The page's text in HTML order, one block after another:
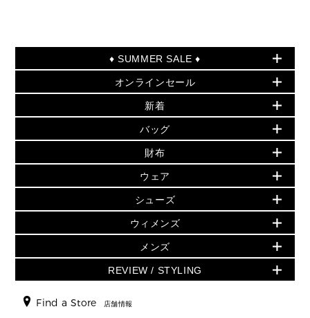
♦ SUMMER SALE ♦
セールおすすめアイテム
▶ ウィメンズ
バッグ
小物
シューズ・靴
ウェア
アクセサリー
時計
▶ メンズ
バッグ
オンラインセール
PRODUCT OF THE MONTH - 今月の特別価格
再値下げアイテム
追加アイテム
▶ ウィメンズすべて(ウェア・シューズ除く)
バッグ
財布・小物
ウェア
シューズ
時計・ジュエリー
アクセサリー
新着
夏のスタイル
▶ すべて
▶ ウィメンズすべて
財布・小物
アクセサリー
フレグランス
シューズ
▶ メンズすべて
バッグ
人気の定番アイテム
日本限定 - バッグ
▶ ウィメンズすべて
トートバッグ
ショルダーバッグ
クロスボディ・斜め掛け
トラベル
財布
日本限定 - 財布・小物
▶ ウィメンズすべて
GREENWICH
折り財布(二つ折り・三つ折り)
長財布
ウェア
▶ ウィメンズすべて
トップス
スカート・パンツ
ジャケット・アウター
▶ メンズすべて
シューズ
▶ ウィメンズすべて
サンダル
スニーカー
▶ メンズすべて
ウィメンズ
人気の定番アイテム
▶ ウィメンズすべて
メンズ
▶ メンズすべて
REVIEW / STYLING
Find a Store 店舗情報